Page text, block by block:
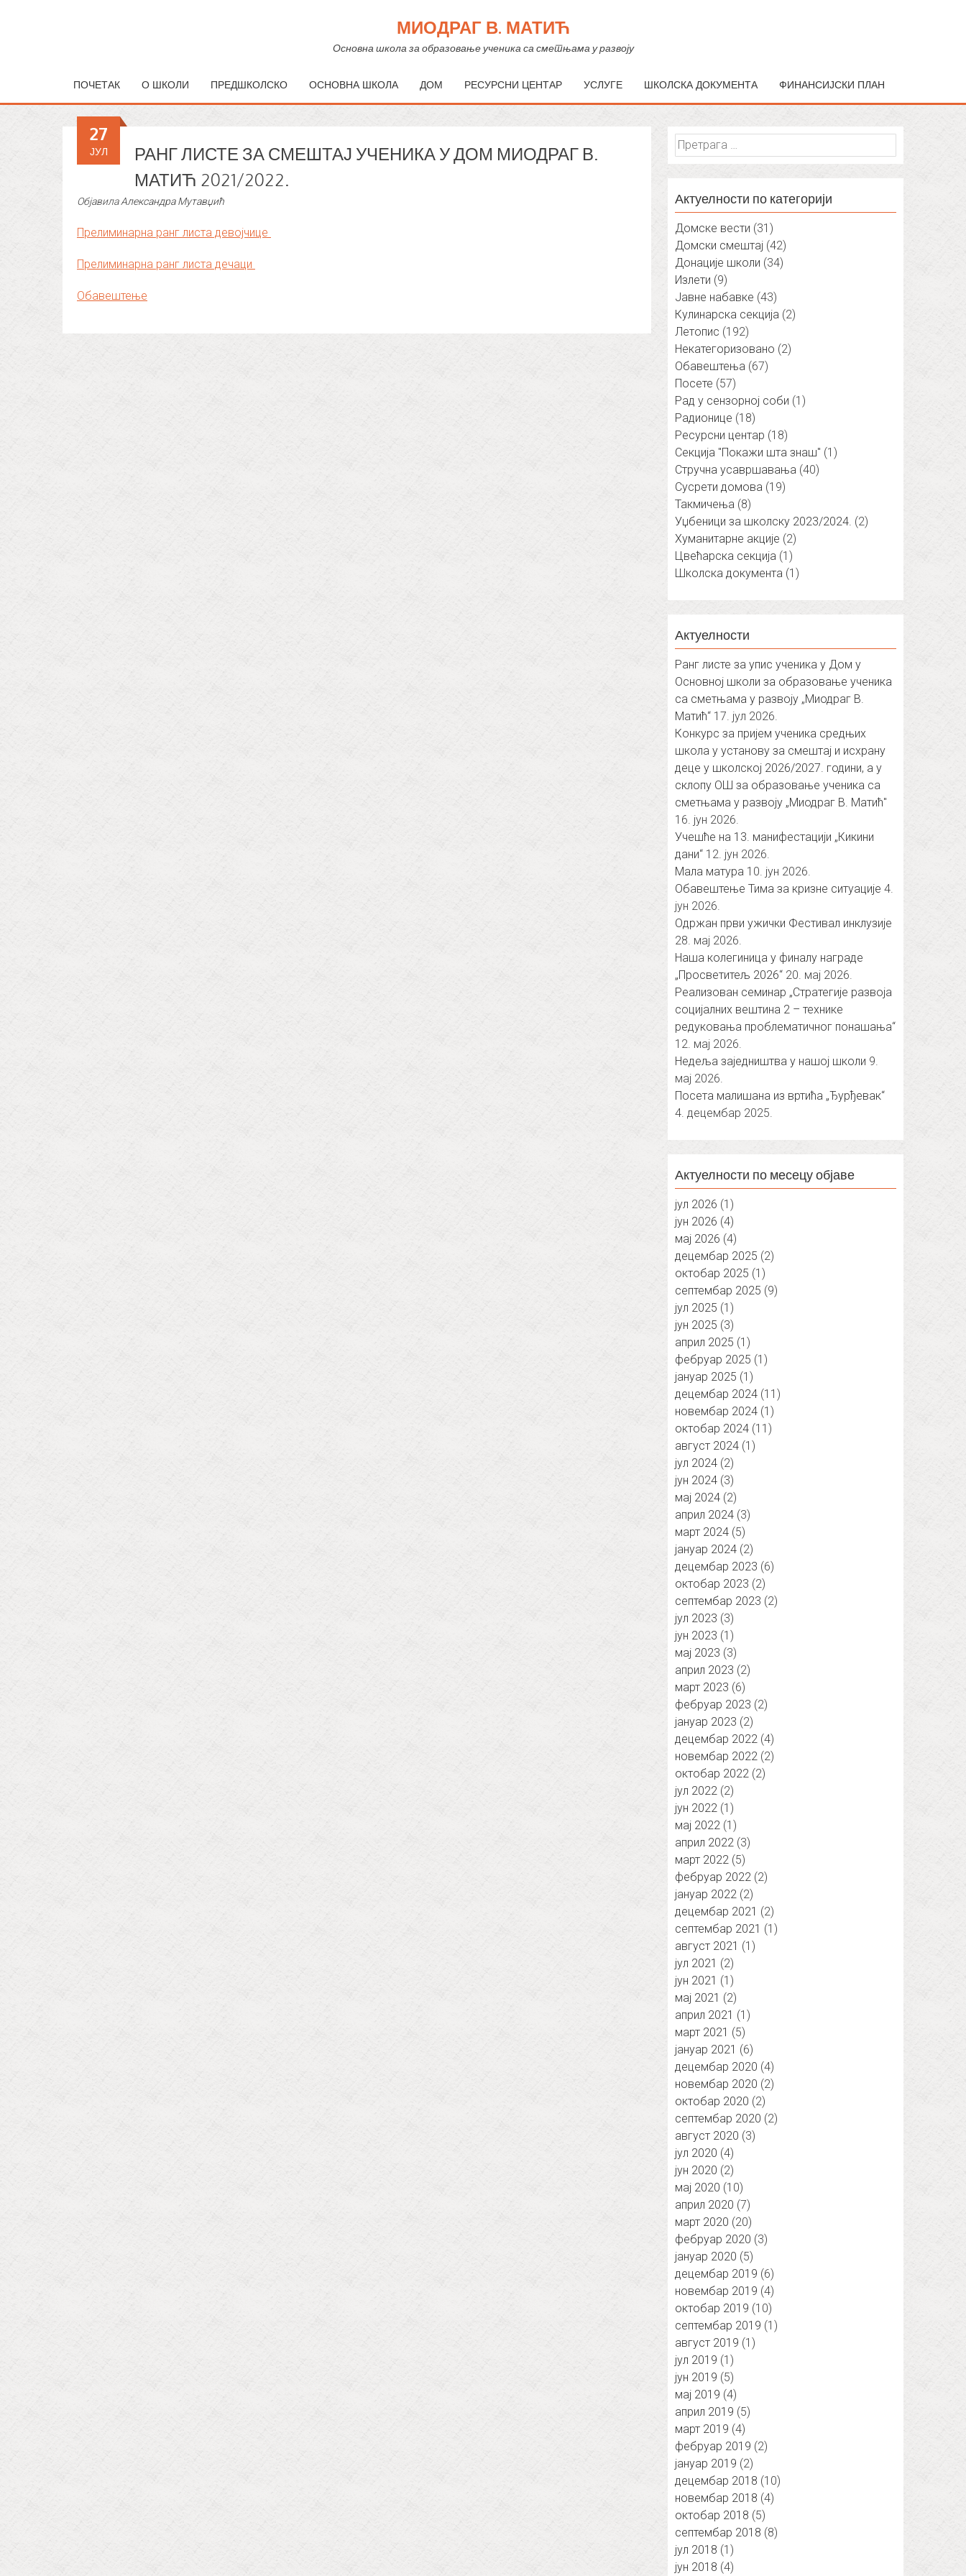
МИОДРАГ В. МАТИЋ
Основна школа за образовање ученика са сметњама у развоју
ПОЧЕТАК О ШКОЛИ ПРЕДШКОЛСКО ОСНОВНА ШКОЛА ДОМ РЕСУРСНИ ЦЕНТАР УСЛУГЕ ШКОЛСКА ДОКУМЕНТА ФИНАНСИЈСКИ ПЛАН
РАНГ ЛИСТЕ ЗА СМЕШТАЈ УЧЕНИКА У ДОМ МИОДРАГ В.
МАТИЋ 2021/2022.
27
ЈУЛ
ОбјавилаАлександра Мутавџић
Прелиминарна ранг листа девојчице
Прелиминарна ранг листа дечаци
Oбавештење
Претрага
за:
Актуелности по категорији
Домске вести (31)
Домски смештај (42)
Донације школи (34)
Излети (9)
Јавне набавке (43)
Кулинарска секција (2)
Летопис (192)
Некатегоризовано (2)
Обавештења (67)
Посете (57)
Рад у сензорној соби (1)
Радионице (18)
Ресурсни центар (18)
Секција "Покажи шта знаш" (1)
Стручна усавршавања (40)
Сусрети домова (19)
Такмичења (8)
Уџбеници за школску 2023/2024. (2)
Хуманитарне акције (2)
Цвећарска секција (1)
Школска документа (1)
Актуелности
Ранг листе за упис ученика у Дом у
Основној школи за образовање ученика
са сметњама у развоју „Миодраг В.
Матић“ 17. јул 2026.
Конкурс за пријем ученика средњих
школа у установу за смештај и исхрану
деце у школској 2026/2027. години, а у
склопу ОШ за образовање ученика са
сметњама у развоју „Миодраг В. Матић″
16. јун 2026.
Учешће на 13. манифестацији „Кикини
дани“ 12. јун 2026.
Мала матура 10. јун 2026.
Обавештење Тима за кризне ситуације 4.
јун 2026.
Одржан први ужички Фестивал инклузије
28. мај 2026.
Наша колегиница у финалу награде
„Просветитељ 2026“ 20. мај 2026.
Реализован семинар „Стратегије развоја
социјалних вештина 2 – технике
редуковања проблематичног понашања“
12. мај 2026.
Недеља заједништва у нашој школи 9.
мај 2026.
Посета малишана из вртића „Ђурђевак“
4. децембар 2025.
Актуелности по месецу објаве
јул 2026 (1)
јун 2026 (4)
мај 2026 (4)
децембар 2025 (2)
октобар 2025 (1)
септембар 2025 (9)
јул 2025 (1)
јун 2025 (3)
април 2025 (1)
фебруар 2025 (1)
јануар 2025 (1)
децембар 2024 (11)
новембар 2024 (1)
октобар 2024 (11)
август 2024 (1)
јул 2024 (2)
јун 2024 (3)
мај 2024 (2)
април 2024 (3)
март 2024 (5)
јануар 2024 (2)
децембар 2023 (6)
октобар 2023 (2)
септембар 2023 (2)
јул 2023 (3)
јун 2023 (1)
мај 2023 (3)
април 2023 (2)
март 2023 (6)
фебруар 2023 (2)
јануар 2023 (2)
децембар 2022 (4)
новембар 2022 (2)
октобар 2022 (2)
јул 2022 (2)
јун 2022 (1)
мај 2022 (1)
април 2022 (3)
март 2022 (5)
фебруар 2022 (2)
јануар 2022 (2)
децембар 2021 (2)
септембар 2021 (1)
август 2021 (1)
јул 2021 (2)
јун 2021 (1)
мај 2021 (2)
април 2021 (1)
март 2021 (5)
јануар 2021 (6)
децембар 2020 (4)
новембар 2020 (2)
октобар 2020 (2)
септембар 2020 (2)
август 2020 (3)
јул 2020 (4)
јун 2020 (2)
мај 2020 (10)
април 2020 (7)
март 2020 (20)
фебруар 2020 (3)
јануар 2020 (5)
децембар 2019 (6)
новембар 2019 (4)
октобар 2019 (10)
септембар 2019 (1)
август 2019 (1)
јул 2019 (1)
јун 2019 (5)
мај 2019 (4)
април 2019 (5)
март 2019 (4)
фебруар 2019 (2)
јануар 2019 (2)
децембар 2018 (10)
новембар 2018 (4)
октобар 2018 (5)
септембар 2018 (8)
јул 2018 (1)
јун 2018 (4)